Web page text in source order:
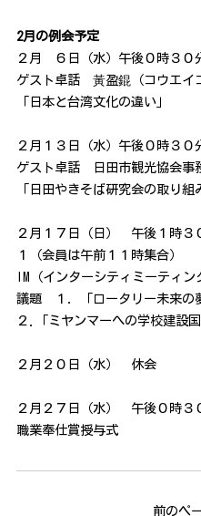
2月の例会予定
２月 ６日（水）午後０時３
ゲスト卓話 黃盈錕（コウエイ
「日本と台湾文化の違い」
２月１３日（水）午後０時３
ゲスト卓話 日田市観光協会
「日田やきそば研究会の取り組
２月１７日（日） 午後１時
１（会員は午前１１時集合）
IM（インターシティミーティン
議題 １．「ロータリー未来の
２.「ミヤンマーへの学校建設
２月２０日（水） 休会
２月２７日（水） 午後０時
職業奉仕賞授与式
前のペ